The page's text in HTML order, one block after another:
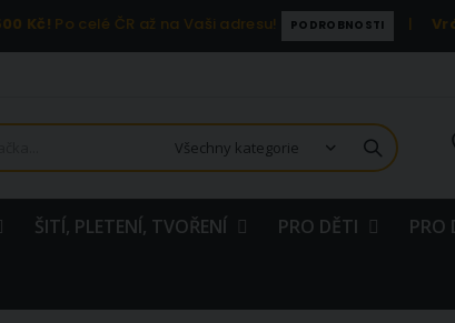
Kč! Po celé ČR až na Vaši adresu! PODROBNOSTI |
ŠITÍ, PLETENÍ, TVOŘENÍ PRO DĚTI PRO